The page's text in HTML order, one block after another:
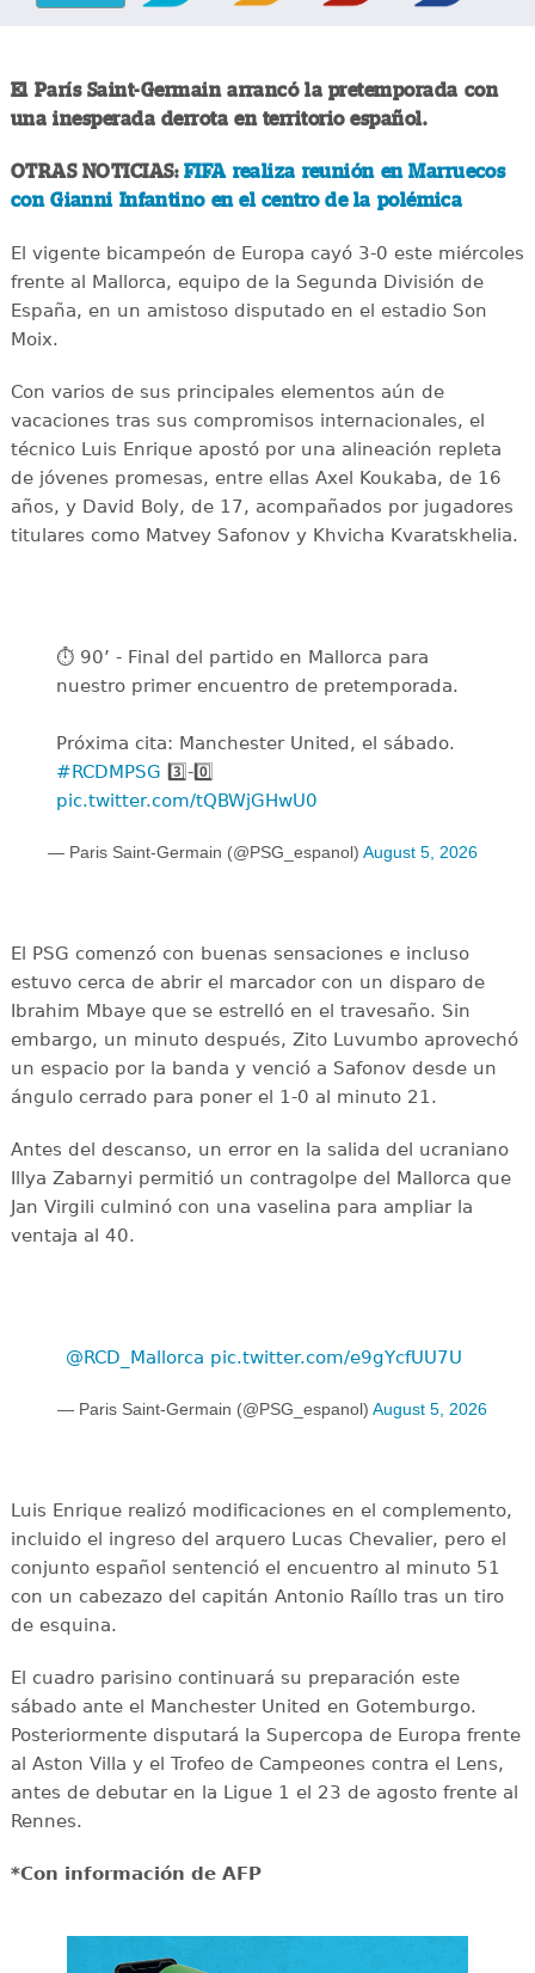
El París Saint-Germain arrancó la pretemporada con
una inesperada derrota en territorio español.
OTRAS NOTICIAS: FIFA realiza reunión en Marruecos
con Gianni Infantino en el centro de la polémica
El vigente bicampeón de Europa cayó 3-0 este miércoles
frente al Mallorca, equipo de la Segunda División de
España, en un amistoso disputado en el estadio Son
Moix.
Con varios de sus principales elementos aún de
vacaciones tras sus compromisos internacionales, el
técnico Luis Enrique apostó por una alineación repleta
de jóvenes promesas, entre ellas Axel Koukaba, de 16
años, y David Boly, de 17, acompañados por jugadores
titulares como Matvey Safonov y Khvicha Kvaratskhelia.
⏱️ 90’ - Final del partido en Mallorca para
nuestro primer encuentro de pretemporada.
Próxima cita: Manchester United, el sábado.
#RCDMPSG 3️⃣-0️⃣
pic.twitter.com/tQBWjGHwU0
— Paris Saint-Germain (@PSG_espanol) August 5, 2026
El PSG comenzó con buenas sensaciones e incluso
estuvo cerca de abrir el marcador con un disparo de
Ibrahim Mbaye que se estrelló en el travesaño. Sin
embargo, un minuto después, Zito Luvumbo aprovechó
un espacio por la banda y venció a Safonov desde un
ángulo cerrado para poner el 1-0 al minuto 21.
Antes del descanso, un error en la salida del ucraniano
Illya Zabarnyi permitió un contragolpe del Mallorca que
Jan Virgili culminó con una vaselina para ampliar la
ventaja al 40.
@RCD_Mallorca pic.twitter.com/e9gYcfUU7U
— Paris Saint-Germain (@PSG_espanol) August 5, 2026
Luis Enrique realizó modificaciones en el complemento,
incluido el ingreso del arquero Lucas Chevalier, pero el
conjunto español sentenció el encuentro al minuto 51
con un cabezazo del capitán Antonio Raíllo tras un tiro
de esquina.
El cuadro parisino continuará su preparación este
sábado ante el Manchester United en Gotemburgo.
Posteriormente disputará la Supercopa de Europa frente
al Aston Villa y el Trofeo de Campeones contra el Lens,
antes de debutar en la Ligue 1 el 23 de agosto frente al
Rennes.
*Con información de AFP